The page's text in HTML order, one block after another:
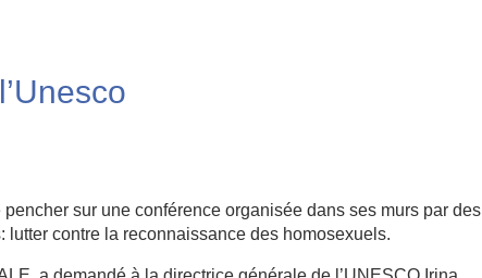
sur une conférence organisée dans ses murs par des
contre la reconnaissance des homosexuels.